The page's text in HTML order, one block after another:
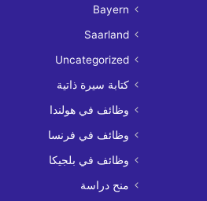
Bayern
Saarland
Uncategorized
كتابة سيرة ذاتية
وظائف في هولندا
وظائف في فرنسا
وظائف في بلجيكا
منح دراسة